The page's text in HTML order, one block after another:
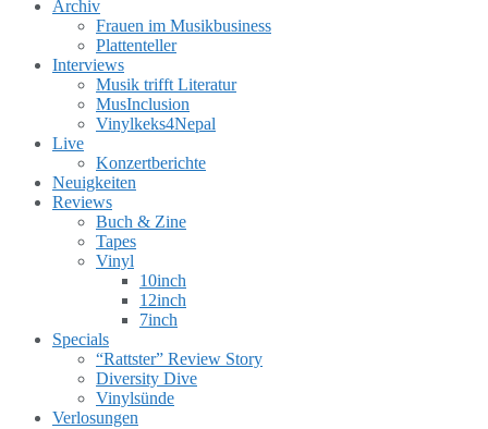
Archiv
Frauen im Musikbusiness
Plattenteller
Interviews
Musik trifft Literatur
MusInclusion
Vinylkeks4Nepal
Live
Konzertberichte
Neuigkeiten
Reviews
Buch & Zine
Tapes
Vinyl
10inch
12inch
7inch
Specials
“Rattster” Review Story
Diversity Dive
Vinylsünde
Verlosungen